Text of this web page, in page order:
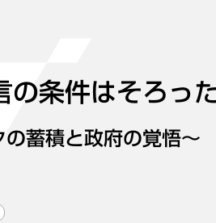
の条件はそろっ
蓄積と政府の覚悟～